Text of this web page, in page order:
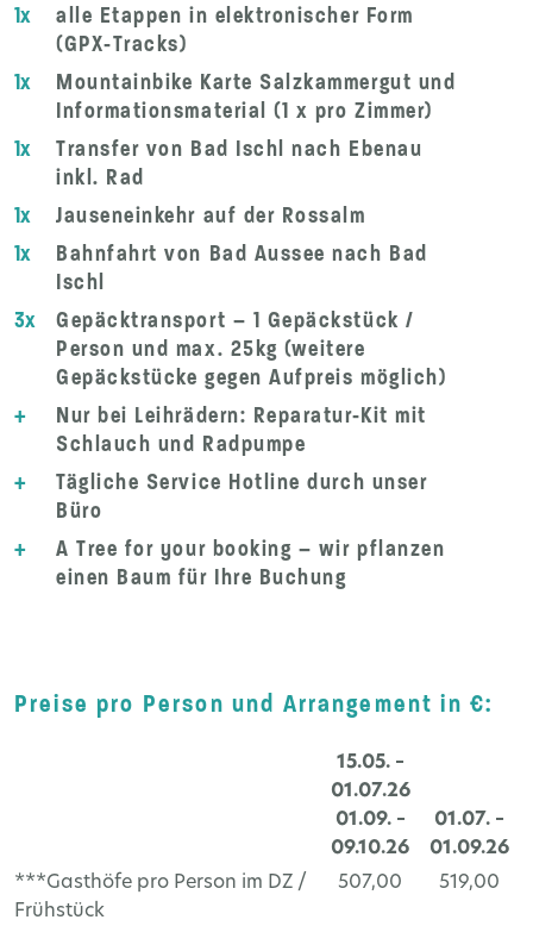
1x
alle Etappen in elektronischer Form
(GPX-Tracks)
1x
Mountainbike Karte Salzkammergut und
Informationsmaterial (1 x pro Zimmer)
1x
Transfer von Bad Ischl nach Ebenau
inkl. Rad
1x
Jauseneinkehr auf der Rossalm
1x
Bahnfahrt von Bad Aussee nach Bad
Ischl
3x
Gepäcktransport – 1 Gepäckstück /
Person und max. 25kg (weitere
Gepäckstücke gegen Aufpreis möglich)
+
Nur bei Leihrädern: Reparatur-Kit mit
Schlauch und Radpumpe
+
Tägliche Service Hotline durch unser
Büro
+
A Tree for your booking – wir pflanzen
einen Baum für Ihre Buchung
Preise pro Person und Arrangement in €:
15.05. –
01.07.26
01.09. –
09.10.26
01.07. –
01.09.26
***Gasthöfe pro Person im DZ /
Frühstück
507,00 519,00